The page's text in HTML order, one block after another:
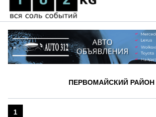
ПЕРВОМАЙСКИЙ РАЙОН
1